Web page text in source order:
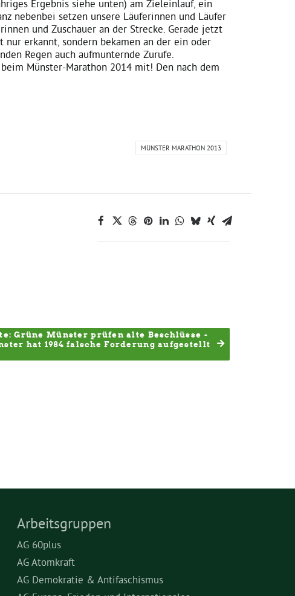
Ergebnis siehe unten) am Zieleinlauf, ein
nebenbei setzen unsere Läuferinnen und Läufer
und Zuschauer an der Strecke. Gerade jetzt
erkannt, sondern bekamen an der ein oder
Regen auch aufmunternde Zurufe.
Münster-Marathon 2014 mit! Den nach dem
MÜNSTER MARATHON 2013
Grüne Münster prüfen alte Beschlüsse -
hat 1984 falsche Forderung aufgestellt
Arbeitsgruppen
AG 60plus
AG Atomkraft
AG Demokratie & Antifaschismus